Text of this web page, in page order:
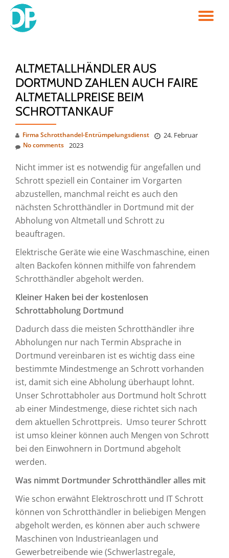
Skip
ALTMETALLHÄNDLER AUS
DORTMUND ZAHLEN AUCH FAIRE
ALTMETALLPREISE BEIM
SCHROTTANKAUF
Firma Schrotthandel-Entrümpelungsdienst
24. Februar
2023
No comments
Nicht immer ist es notwendig für angefallen und
Schrott speziell ein Container im Vorgarten
abzustellen, manchmal reicht es auch den
nächsten Schrotthändler in Dortmund mit der
Abholung von Altmetall und Schrott zu
beauftragen.
Elektrische Geräte wie eine Waschmaschine, einen
alten Backofen können mithilfe von fahrendem
Schrotthändler abgeholt werden.
Kleiner Haken bei der kostenlosen
Schrottabholung Dortmund
Dadurch dass die meisten Schrotthändler ihre
Abholungen nur nach Termin Absprache in
Dortmund vereinbaren ist es wichtig dass eine
bestimmte Mindestmenge an Schrott vorhanden
ist, damit sich eine Abholung überhaupt lohnt.
Unser Schrottabholer aus Dortmund holt Schrott
ab einer Mindestmenge, diese richtet sich nach
dem aktuellen Schrottpreis. Umso teurer Schrott
ist umso kleiner können auch Mengen von Schrott
bei den Einwohnern in Dortmund abgeholt
werden.
Was nimmt Dortmunder Schrotthändler alles mit
Wie schon erwähnt Elektroschrott und IT Schrott
können von Schrotthändler in beliebigen Mengen
abgeholt werden, es können aber auch schwere
Maschinen von Industrieanlagen und
Gewerbetreibende wie (Schwerlastregale,